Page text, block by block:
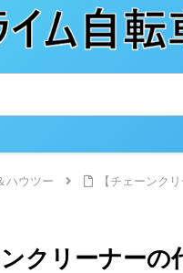
ハウツー 【チェーンク
ンクリーナー